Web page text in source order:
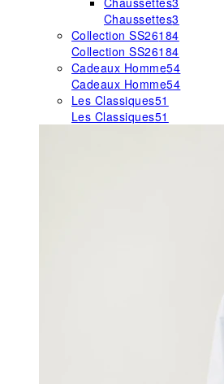
Chaussettes3
Collection SS26184
Collection SS26184
Cadeaux Homme54
Cadeaux Homme54
Les Classiques51
Les Classiques51